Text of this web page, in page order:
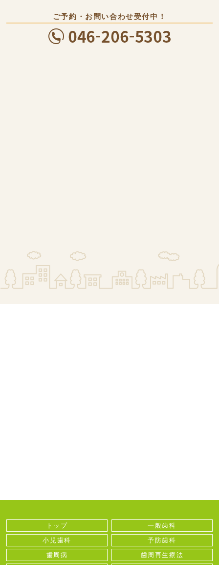
ご予約・お問い合わせ受付中！
トップ
一般歯科
小児歯科
予防歯科
歯周病
歯周再生療法